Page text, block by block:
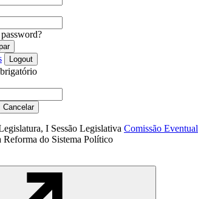
I Sessão Legislativa Comissão Eventual
Reforma do Sistema Político